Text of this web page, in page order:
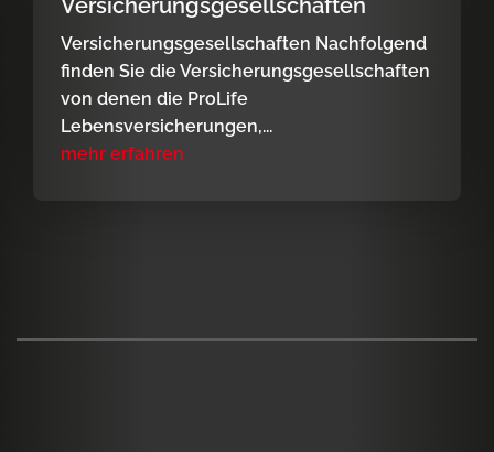
Versicherungsgesellschaften
Versicherungsgesellschaften Nachfolgend
finden Sie die Versicherungsgesellschaften
von denen die ProLife
Lebensversicherungen,...
mehr erfahren